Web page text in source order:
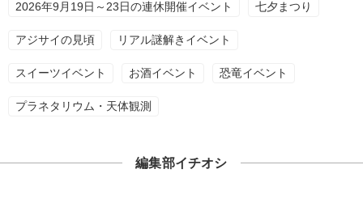
2026年9月19日～23日の連休開催イベント 七夕まつり
アジサイの見頃 リアル謎解きイベント
スイーツイベント お酒イベント 恐竜イベント
プラネタリウム・天体観測
編集部イチオシ